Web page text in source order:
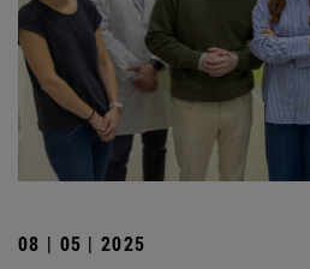
08 | 05 | 2025